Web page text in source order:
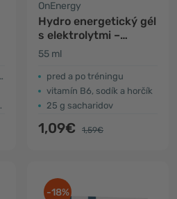
OnEnergy
Hydro energetický gél
s elektrolytmi –
limetka
55 ml
pred a po tréningu
vitamín B6, sodík a horčík
25 g sacharidov
1,09€ 1,59€
-18%